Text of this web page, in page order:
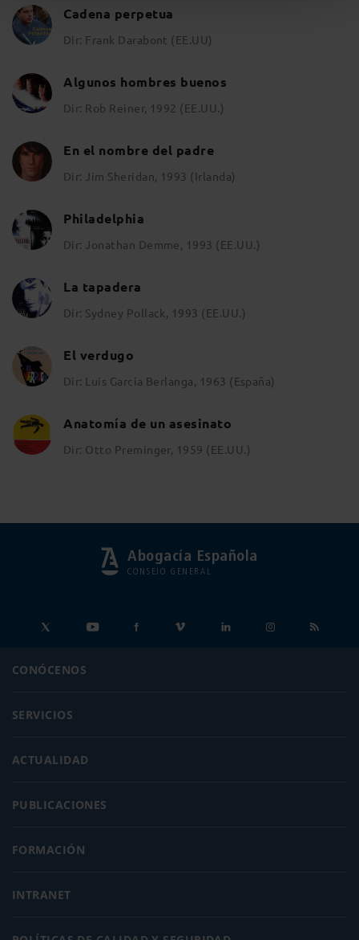
Cadena perpetua
Dir: Frank Darabont (EE.UU)
Algunos hombres buenos
Dir: Rob Reiner, 1992 (EE.UU.)
En el nombre del padre
Dir: Jim Sheridan, 1993 (Irlanda)
Philadelphia
Dir: Jonathan Demme, 1993 (EE.UU.)
La tapadera
Dir: Sydney Pollack, 1993 (EE.UU.)
El verdugo
Dir: Luis García Berlanga, 1963 (España)
Anatomía de un asesinato
Dir: Otto Preminger, 1959 (EE.UU.)
Abogacía Española
CONSEJO GENERAL
CONÓCENOS
SERVICIOS
ACTUALIDAD
PUBLICACIONES
FORMACIÓN
INTRANET